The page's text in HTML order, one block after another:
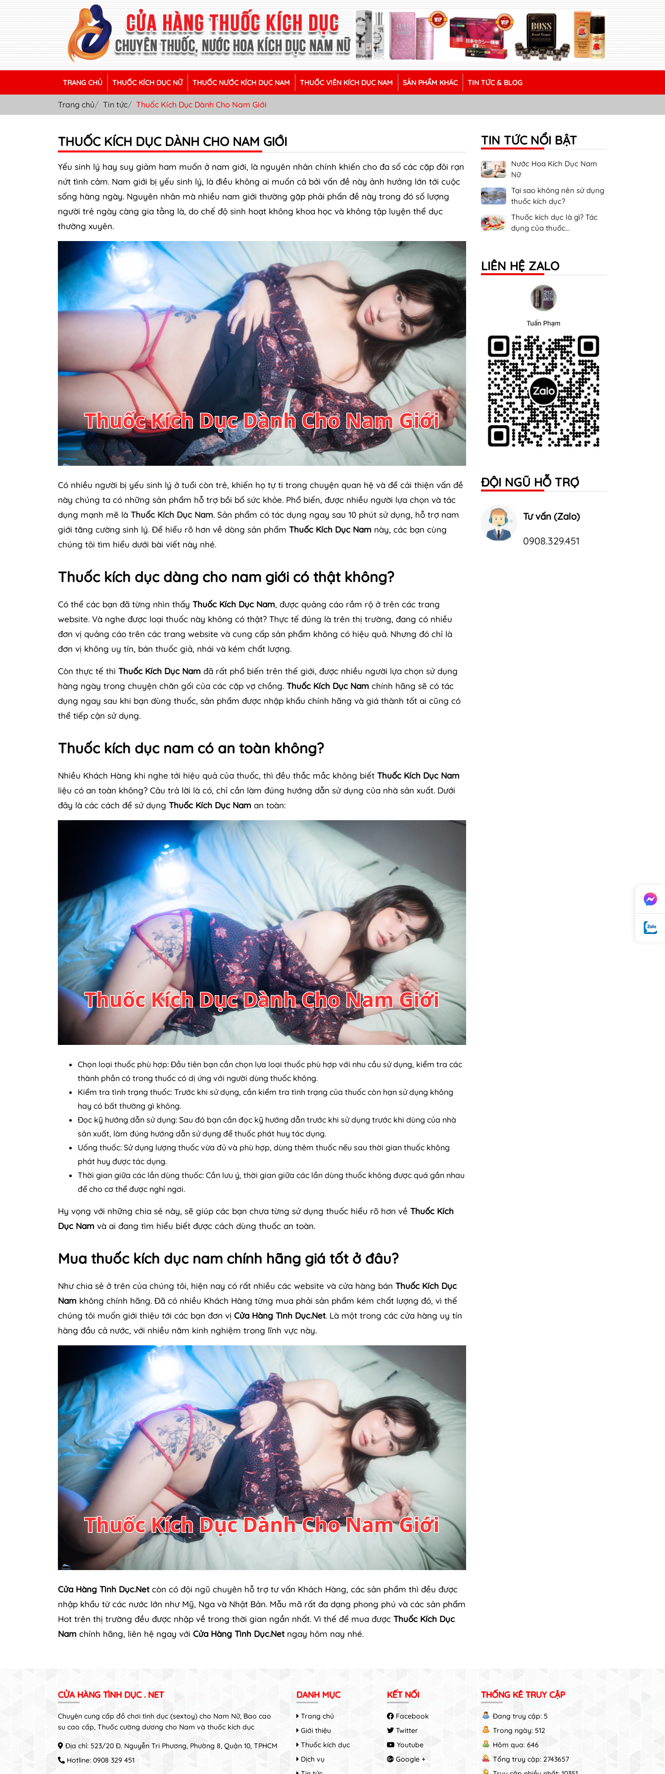
TRANG CHỦ THUỐC KÍCH DỤC NỮ THUỐC NƯỚC KÍCH DỤC NAM THUỐC VIÊN KÍCH DỤC NAM SẢN PHẨM KHÁC TIN TỨC & BLOG
Trang chủ Tin tức Thuốc Kích Dục Dành Cho Nam Giới
THUỐC KÍCH DỤC DÀNH CHO NAM GIỚI
Yếu sinh lý hay suy giảm ham muốn ở nam giới, là nguyên nhân chính khiến cho đa số các cặp đôi rạn
nứt tình cảm. Nam giới bị yếu sinh lý, là điều không ai muốn cả bởi vấn đề này ảnh hưởng lớn tới cuộc
sống hàng ngày. Nguyên nhân mà nhiều nam giới thường gặp phải phấn đề này trong đó số lượng
người trẻ ngày càng gia tằng là, do chế độ sinh hoạt không khoa học và không tập luyện thể dục
thường xuyên.
Có nhiều người bị yếu sinh lý ở tuổi còn trẻ, khiến họ tự ti trong chuyện quan hệ và để cải thiện vấn đề
này chúng ta có những sản phẩm hỗ trợ bồi bổ sức khỏe. Phổ biến, được nhiều người lựa chọn và tác
dụng mạnh mẽ là Thuốc Kích Dục Nam. Sản phẩm có tác dụng ngay sau 10 phút sử dụng, hỗ trợ nam
giới tăng cường sinh lý. Để hiểu rõ hơn về dòng sản phẩm Thuốc Kích Dục Nam này, các bạn cùng
chúng tôi tìm hiểu dưới bài viết này nhé.
Thuốc kích dục dàng cho nam giới có thật không?
Có thể các bạn đã từng nhìn thấy Thuốc Kích Dục Nam, được quảng cáo rầm rộ ở trên các trang
website. Và nghe được loại thuốc này không có thật? Thực tế đúng là trên thị trường, đang có nhiều
đơn vị quảng cáo trên các trang website và cung cấp sản phẩm không có hiệu quả. Nhưng đó chỉ là
đơn vị không uy tín, bán thuốc giả, nhái và kém chất lượng.
Còn thực tế thì Thuốc Kích Dục Nam đã rất phổ biến trên thế giới, được nhiều người lựa chọn sử dụng
hàng ngày trong chuyện chăn gối của các cặp vợ chồng. Thuốc Kích Dục Nam chính hãng sẽ có tác
dụng ngay sau khi bạn dùng thuốc, sản phẩm được nhập khẩu chính hãng và giá thành tốt ai cũng có
thể tiếp cận sử dụng.
Thuốc kích dục nam có an toàn không?
Nhiều Khách Hàng khi nghe tới hiệu quả của thuốc, thì đều thắc mắc không biết Thuốc Kích Dục Nam
liệu có an toàn không? Câu trả lời là có, chỉ cần làm đúng hướng dẫn sử dụng của nhà sản xuất. Dưới
đây là các cách để sử dụng Thuốc Kích Dục Nam an toàn:
Chọn loại thuốc phù hợp: Đầu tiên bạn cần chọn lựa loại thuốc phù hợp với nhu cầu sử dụng, kiểm tra các
thành phần có trong thuốc có dị ứng với người dùng thuốc không.
Kiểm tra tình trạng thuốc: Trước khi sử dụng, cần kiểm tra tình trạng của thuốc còn hạn sử dụng không
hay có bất thường gì không.
Đọc kỹ hướng dẫn sử dụng: Sau đó bạn cần đọc kỹ hướng dẫn trước khi sử dụng trước khi dùng của nhà
sản xuất, làm đúng hướng dẫn sử dụng để thuốc phát huy tác dụng.
Uống thuốc: Sử dụng lượng thuốc vừa đủ và phù hợp, dùng thêm thuốc nếu sau thời gian thuốc không
phát huy được tác dụng.
Thời gian giữa các lần dùng thuốc: Cần lưu ý, thời gian giữa các lần dùng thuốc không được quá gần nhau
để cho cơ thể được nghỉ ngơi.
Hy vọng với những chia sẻ này, sẽ giúp các bạn chưa từng sử dụng thuốc hiểu rõ hơn về Thuốc Kích
Dục Nam và ai đang tìm hiểu biết được cách dùng thuốc an toàn.
Mua thuốc kích dục nam chính hãng giá tốt ở đâu?
Như chia sẻ ở trên của chúng tôi, hiện nay có rất nhiều các website và cửa hàng bán Thuốc Kích Dục
Nam không chính hãng. Đã có nhiều Khách Hàng từng mua phải sản phẩm kém chất lượng đó, vì thế
chúng tôi muốn giới thiệu tới các bạn đơn vị Cửa Hàng Tình Dục.Net. Là một trong các cửa hàng uy tín
hàng đầu cả nước, với nhiều năm kinh nghiệm trong lĩnh vực này.
Cửa Hàng Tình Dục.Netcòn có đội ngũ chuyên hỗ trợ tư vấn Khách Hàng, các sản phẩm thì đều được
nhập khẩu từ các nước lớn như Mỹ, Nga và Nhật Bản. Mẫu mã rất đa dạng phong phú và các sản phẩm
Hot trên thị trường đều được nhập về trong thời gian ngắn nhất. Vì thế để mua được Thuốc Kích Dục
Nam chính hãng, liên hệ ngay với Cửa Hàng Tình Dục.Net ngay hôm nay nhé.
TIN TỨC NỔI BẬT
Nước Hoa Kích Dục Nam
Nữ
Tại sao không nên sử dụng
thuốc kích dục?
Thuốc kích dục là gì? Tác
dụng của thuốc...
LIÊN HỆ ZALO
ĐỘI NGŨ HỖ TRỢ
Tư vấn (Zalo)
0908.329.451
CỬA HÀNG TÌNH DỤC . NET
Chuyên cung cấp đồ chơi tình dục (sextoy) cho Nam Nữ, Bao cao
su cao cấp, Thuốc cường dương cho Nam và thuốc kích dục
Địa chỉ: 523/20 Đ. Nguyễn Tri Phương, Phường 8, Quận 10, TPHCM
Hotline: 0908 329 451
DANH MỤC
Trang chủ
Giới thiệu
Thuốc kích dục
Dịch vụ
KẾT NỐI
Facebook
Twitter
Youtube
Google +
THỐNG KÊ TRUY CẬP
Đang truy cập: 5
Trong ngày: 512
Hôm qua: 646
Tổng truy cập: 2743657